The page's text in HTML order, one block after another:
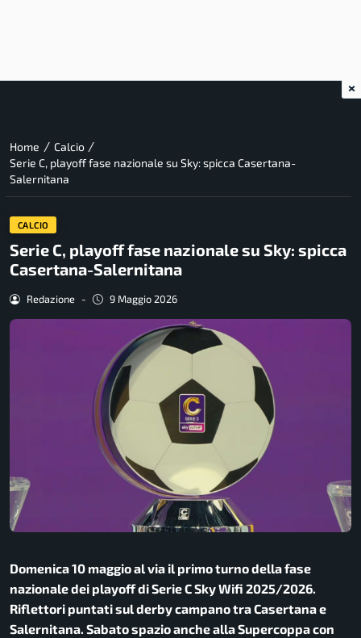
Home / Calcio /
Serie C, playoff fase nazionale su Sky: spicca Casertana-
Salernitana
CALCIO
Serie C, playoff fase nazionale su Sky: spicca
Casertana-Salernitana
Redazione - 9 Maggio 2026
Domenica 10 maggio al via il primo turno della fase
nazionale dei playoff di Serie C Sky Wifi 2025/2026.
Riflettori puntati sul derby campano tra Casertana e
Salernitana. Sabato spazio anche alla Supercoppa con
×